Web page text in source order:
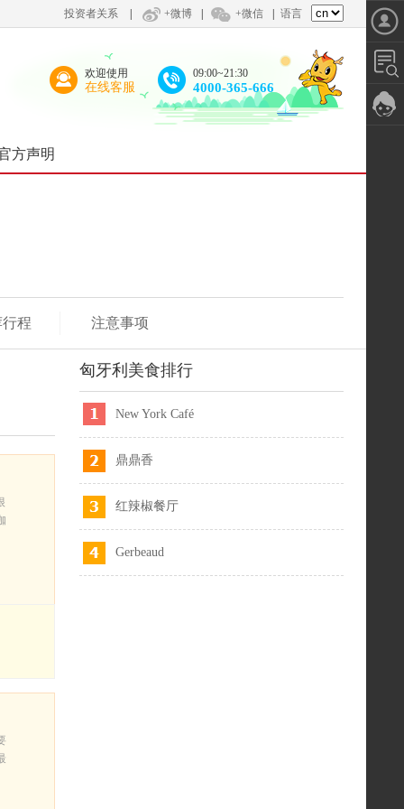
投资者关系 +微博 +微信 语言
欢迎使用
在线客服
09:00~21:30
4000-365-666
方声明
程 注意事项
匈牙利美食排行
New York Café
鼎鼎香
红辣椒餐厅
Gerbeaud